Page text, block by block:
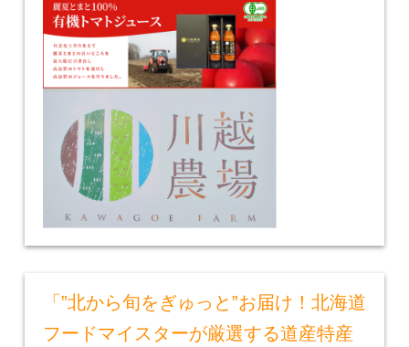
「”北から旬をぎゅっと”お届け！北海道
フードマイスターが厳選する道産特産